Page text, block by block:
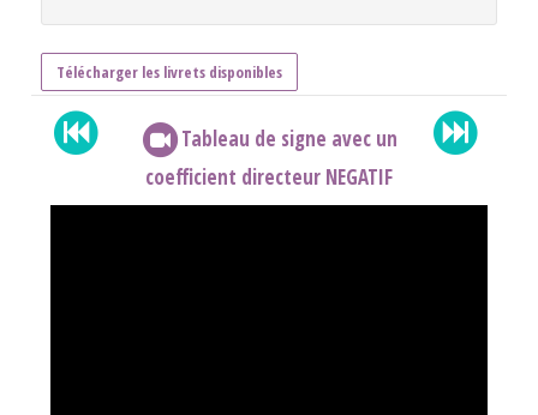
Télécharger les livrets disponibles
Tableau de signe avec un
coefficient directeur NEGATIF